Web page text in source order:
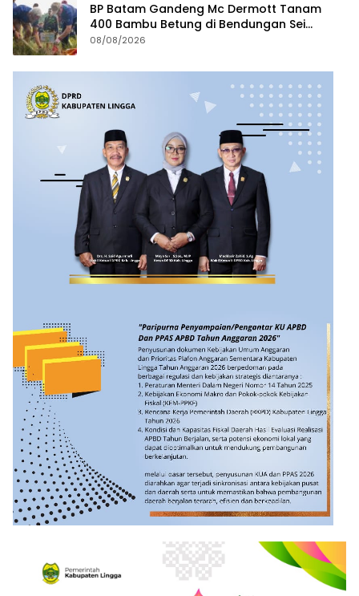
BP Batam Gandeng Mc Dermott Tanam
400 Bambu Betung di Bendungan Sei
Nongsa
08/08/2026